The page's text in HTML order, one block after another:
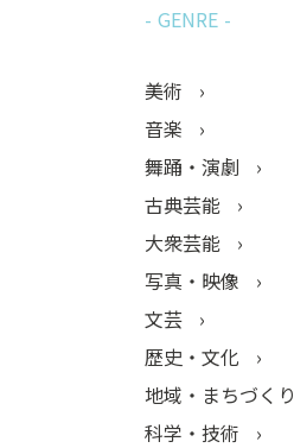
GENRE
美術
音楽
舞踊・演劇
古典芸能
大衆芸能
写真・映像
文芸
歴史・文化
地域・まちづくり
科学・技術